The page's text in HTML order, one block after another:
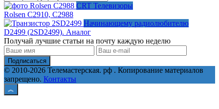
CRT Телевизоры
Rolsen С2910, C2988
Начинающему радиолюбителю
D2499 (2SD2499). Аналог
Получай лучшие статьи на почту каждую неделю
Подписаться
© 2010-2026 Телемастерская. рф . Копирование материалов
запрещено. Контакты